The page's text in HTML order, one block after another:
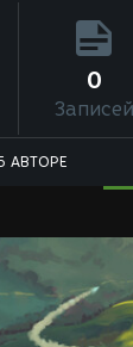
0
Записей
АВТОРЕ